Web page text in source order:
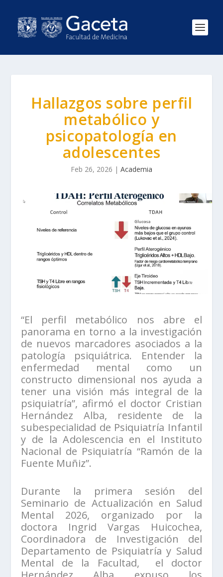
Hallazgos sobre perfil
metabólico y
psicopatología en
adolescentes
Feb 26, 2026 | Academia
“El perfil metabólico nos abre el
panorama en torno a la investigación
de nuevos marcadores asociados a la
patología psiquiátrica. Entender la
enfermedad mental como un
constructo dimensional nos ayuda a
tener una visión más integral de la
psiquiatría”, afirmó el doctor Cristian
Hernández Alba, residente de la
subespecialidad de Psiquiatría Infantil
y de la Adolescencia en el Instituto
Nacional de Psiquiatría “Ramón de la
Fuente Muñiz”.
Durante la primera sesión del
Seminario de Actualización en Salud
Mental 2026, organizado por la
doctora Ingrid Vargas Huicochea,
Coordinadora de Investigación del
Departamento de Psiquiatría y Salud
Mental de la Facultad, el doctor